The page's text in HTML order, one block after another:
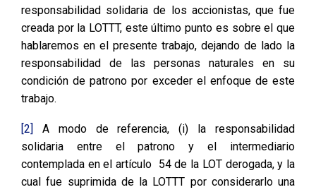
responsabilidad solidaria de los accionistas, que fue
creada por la LOTTT, este último punto es sobre el que
hablaremos en el presente trabajo, dejando de lado la
responsabilidad de las personas naturales en su
condición de patrono por exceder el enfoque de este
trabajo.
[2]
A modo de referencia, (i) la responsabilidad
solidaria entre el patrono y el intermediario
contemplada en el artículo 54 de la LOT derogada, y la
cual fue suprimida de la LOTTT por considerarlo una